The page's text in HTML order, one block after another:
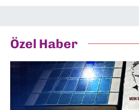
Özel Haber